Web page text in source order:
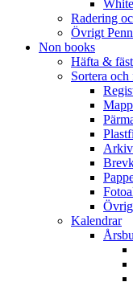
Radering
Övrigt
Non books
Häfta &
Sortera och
Kalendrar